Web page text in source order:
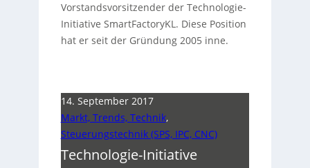
Vorstandsvorsitzender der Technologie-
Initiative SmartFactoryKL. Diese Position
hat er seit der Gründung 2005 inne.
14. September 2017
Markt, Trends, Technik,
Steuerungstechnik (SPS, IPC, CNC)
Technologie-Initiative